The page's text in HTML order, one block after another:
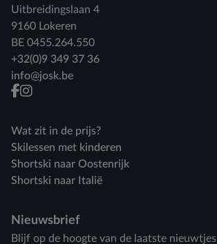
Uitbreidingslaan 4
9160 Lokeren
BE 0455.264.550
+32(0)9 349 37 36
info@josk.be
facebook
instagram
Wat zit in de prijs?
Skilessen met kinderen
Shortski naar Oostenrijk
Shortski naar Italië
Nieuwsbrief
Blijf op de hoogte van de laatste nieuwtjes